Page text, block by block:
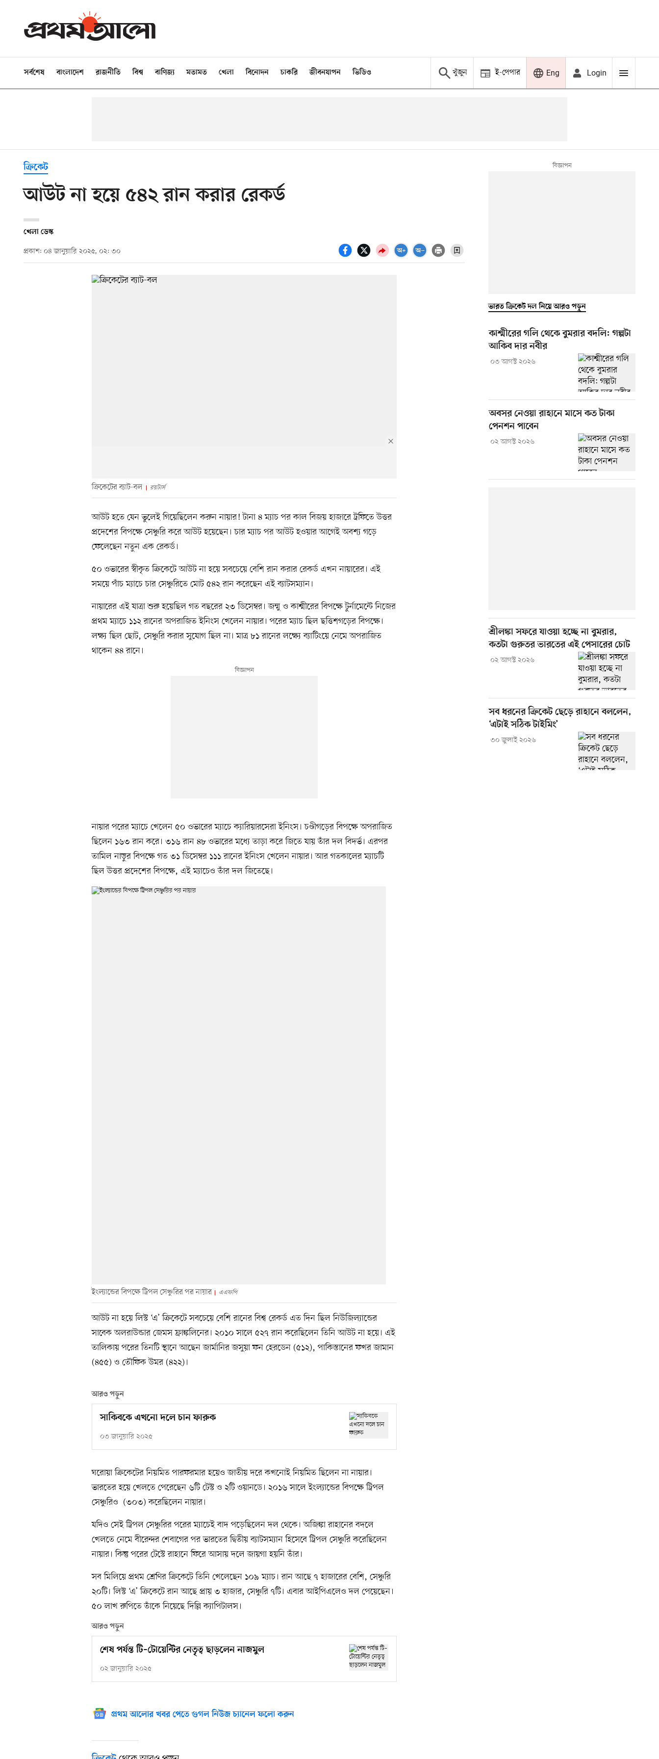
সর্বশেষ বাংলাদেশ রাজনীতি বিশ্ব বাণিজ্য মতামত খেলা বিনোদন চাকরি জীবনযাপন ভিডিও খুঁজুন ই-পেপার Eng Login
ক্রিকেট
আউট না হয়ে ৫৪২ রান করার রেকর্ড
খেলা ডেস্ক
প্রকাশ: ০৪ জানুয়ারি ২০২৫, ০২: ৩০
ক্রিকেটের ব্যাট-বল রয়টার্স
আউট হতে যেন ভুলেই গিয়েছিলেন করুন নায়ার! টানা ৪ ম্যাচ পর কাল বিজয় হাজারে ট্রফিতে উত্তর
প্রদেশের বিপক্ষে সেঞ্চুরি করে আউট হয়েছেন। চার ম্যাচ পর আউট হওয়ার আগেই অবশ্য গড়ে
ফেলেছেন নতুন এক রেকর্ড।
৫০ ওভারের স্বীকৃত ক্রিকেটে আউট না হয়ে সবচেয়ে বেশি রান করার রেকর্ড এখন নায়ারের। এই
সময়ে পাঁচ ম্যাচে চার সেঞ্চুরিতে মোট ৫৪২ রান করেছেন এই ব্যাটসম্যান।
নায়ারের এই যাত্রা শুরু হয়েছিল গত বছরের ২৩ ডিসেম্বর। জম্মু ও কাশ্মীরের বিপক্ষে টুর্নামেন্টে নিজের
প্রথম ম্যাচে ১১২ রানের অপরাজিত ইনিংস খেলেন নায়ার। পরের ম্যাচ ছিল ছত্তিশগড়ের বিপক্ষে।
লক্ষ্য ছিল ছোট, সেঞ্চুরি করার সুযোগ ছিল না। মাত্র ৮১ রানের লক্ষ্যে ব্যাটিংয়ে নেমে অপরাজিত
থাকেন ৪৪ রানে।
নায়ার পরের ম্যাচে খেলেন ৫০ ওভারের ম্যাচে ক্যারিয়ারসেরা ইনিংস। চণ্ডীগড়ের বিপক্ষে অপরাজিত
ছিলেন ১৬৩ রান করে। ৩১৬ রান ৪৮ ওভারের মধ্যে তাড়া করে জিতে যায় তাঁর দল বিদর্ভ। এরপর
তামিল নাড়ুর বিপক্ষে গত ৩১ ডিসেম্বর ১১১ রানের ইনিংস খেলেন নায়ার। আর গতকালের ম্যাচটি
ছিল উত্তর প্রদেশের বিপক্ষে, এই ম্যাচেও তাঁর দল জিতেছে।
ইংল্যান্ডের বিপক্ষে ট্রিপল সেঞ্চুরির পর নায়ার এএফপি
আউট না হয়ে লিস্ট ‘এ’ ক্রিকেটে সবচেয়ে বেশি রানের বিশ্ব রেকর্ড এত দিন ছিল নিউজিল্যান্ডের
সাবেক অলরাউন্ডার জেমস ফ্রাঙ্কলিনের। ২০১০ সালে ৫২৭ রান করেছিলেন তিনি আউট না হয়ে। এই
তালিকায় পরের তিনটি স্থানে আছেন জার্মানির জসুয়া ফন হেরডেন (৫১২), পাকিস্তানের ফখর জামান
(৪৫৫) ও তৌফিক উমর (৪২২)।
আরও পড়ুন
সাকিবকে এখনো দলে চান ফারুক
০৩ জানুয়ারি ২০২৫
ঘরোয়া ক্রিকেটের নিয়মিত পারফরমার হয়েও জাতীয় দরে কখনোই নিয়মিত ছিলেন না নায়ার।
ভারতের হয়ে খেলতে পেরেছেন ৬টি টেস্ট ও ২টি ওয়ানডে। ২০১৬ সালে ইংল্যান্ডের বিপক্ষে ট্রিপল
সেঞ্চুরিও (৩০৩) করেছিলেন নায়ার।
যদিও সেই ট্রিপল সেঞ্চুরির পরের ম্যাচেই বাদ পড়েছিলেন দল থেকে। অজিঙ্কা রাহানের বদলে
খেলতে নেমে বীরেন্দর শেবাগের পর ভারতের দ্বিতীয় ব্যাটসম্যান হিসেবে ট্রিপল সেঞ্চুরি করেছিলেন
নায়ার। কিন্তু পরের টেস্টে রাহানে ফিরে আসায় দলে জায়গা হয়নি তাঁর।
সব মিলিয়ে প্রথম শ্রেণির ক্রিকেটে তিনি খেলেছেন ১০৯ ম্যাচ। রান আছে ৭ হাজারের বেশি, সেঞ্চুরি
২০টি। লিস্ট ‘এ’ ক্রিকেটে রান আছে প্রায় ৩ হাজার, সেঞ্চুরি ৭টি। এবার আইপিএলেও দল পেয়েছেন।
৫০ লাখ রুপিতে তাঁকে নিয়েছে দিল্লি ক্যাপিটালস।
আরও পড়ুন
শেষ পর্যন্ত টি–টোয়েন্টির নেতৃত্ব ছাড়লেন নাজমুল
০২ জানুয়ারি ২০২৫
প্রথম আলোর খবর পেতে গুগল নিউজ চ্যানেল ফলো করুন
ভারত ক্রিকেট দল নিয়ে আরও পড়ুন
কাশ্মীরের গলি থেকে বুমরার বদলি: গল্পটা
আকিব দার নবীর
০৩ আগস্ট ২০২৬
অবসর নেওয়া রাহানে মাসে কত টাকা
পেনশন পাবেন
০২ আগস্ট ২০২৬
শ্রীলঙ্কা সফরে যাওয়া হচ্ছে না বুমরার,
কতটা গুরুতর ভারতের এই পেসারের চোট
০২ আগস্ট ২০২৬
সব ধরনের ক্রিকেট ছেড়ে রাহানে বললেন,
‘এটাই সঠিক টাইমিং’
৩০ জুলাই ২০২৬